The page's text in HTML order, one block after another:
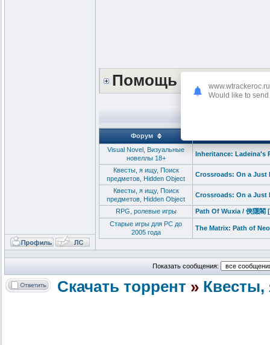
Помощь сайту
Форум
Visual Novel, Визуальные
новеллы 18+
Inheritance: Ladeina's
Квесты, я ищу, Поиск
предметов, Hidden Object
Crossroads: On a Just
Квесты, я ищу, Поиск
предметов, Hidden Object
Crossroads: On a Just
RPG, ролевые игры
Path Of Wuxia / 俠隱閣
Старые игры для PC до
2005 года
The Matrix: Path of
Показать сообщения:
Скачать торрент » Квесты,
www.wtrackeroc.ru
Would like to